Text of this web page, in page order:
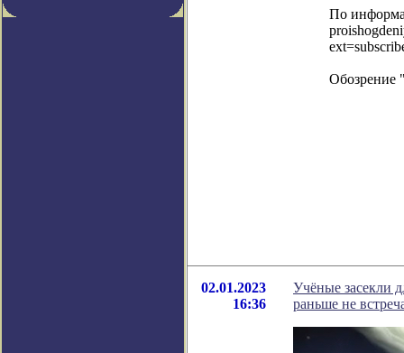
По
Обозрение
02.01.2023
16:36
Учёные засекли
раньше не